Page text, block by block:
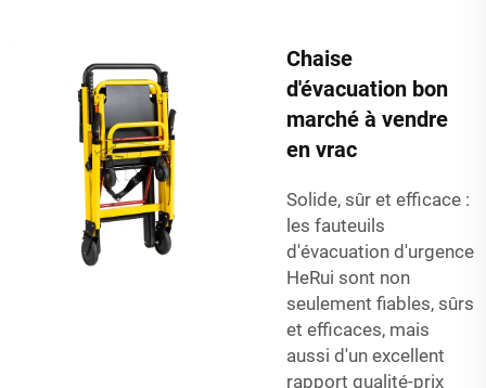
Chaise
d'évacuation bon
marché à vendre
en vrac
Solide, sûr et efficace :
les fauteuils
d'évacuation d'urgence
HeRui sont non
seulement fiables, sûrs
et efficaces, mais
aussi d'un excellent
rapport qualité-prix